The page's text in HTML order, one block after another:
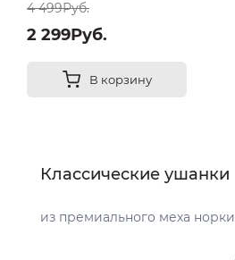
4 499Руб.
2 299Руб.
В корзину
Классические ушанки
из премиального меха норки